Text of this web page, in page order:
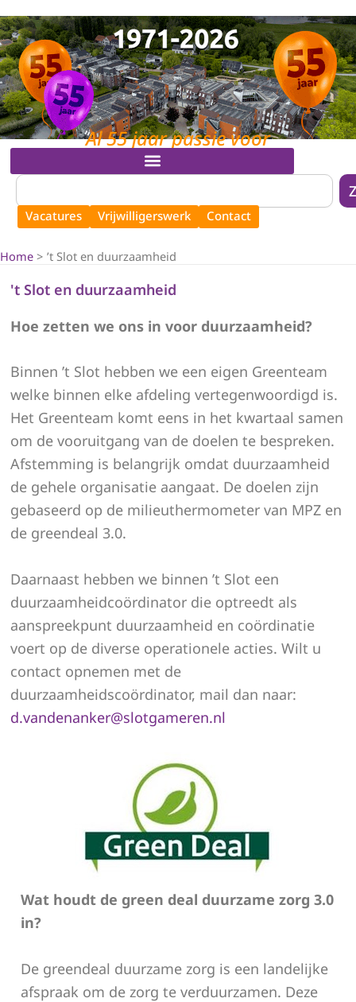
naar
de
inhoud
Al 55 jaar passie voor
mensen en zorg!
MENU
Zoeken
Vacatures Vrijwilligerswerk Contact
Home ’t Slot en duurzaamheid
't Slot en duurzaamheid
Hoe zetten we ons in voor duurzaamheid?
Binnen ’t Slot hebben we een eigen Greenteam
welke binnen elke afdeling vertegenwoordigd is.
Het Greenteam komt eens in het kwartaal samen
om de vooruitgang van de doelen te bespreken.
Afstemming is belangrijk omdat duurzaamheid
de gehele organisatie aangaat. De doelen zijn
gebaseerd op de milieuthermometer van MPZ en
de greendeal 3.0.
Daarnaast hebben we binnen ’t Slot een
duurzaamheidcoördinator die optreedt als
aanspreekpunt duurzaamheid en coördinatie
voert op de diverse operationele acties. Wilt u
contact opnemen met de
duurzaamheidscoördinator, mail dan naar:
d.vandenanker@slotgameren.nl
Wat houdt de green deal duurzame zorg 3.0
in?
De greendeal duurzame zorg is een landelijke
afspraak om de zorg te verduurzamen. Deze